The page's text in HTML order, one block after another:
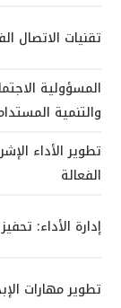
تقنيات الاتصال
المسؤولية
والتنمية
تطوير الأداء
الفعالة
إدارة الأداء: تحفيز
تطوير مهارات